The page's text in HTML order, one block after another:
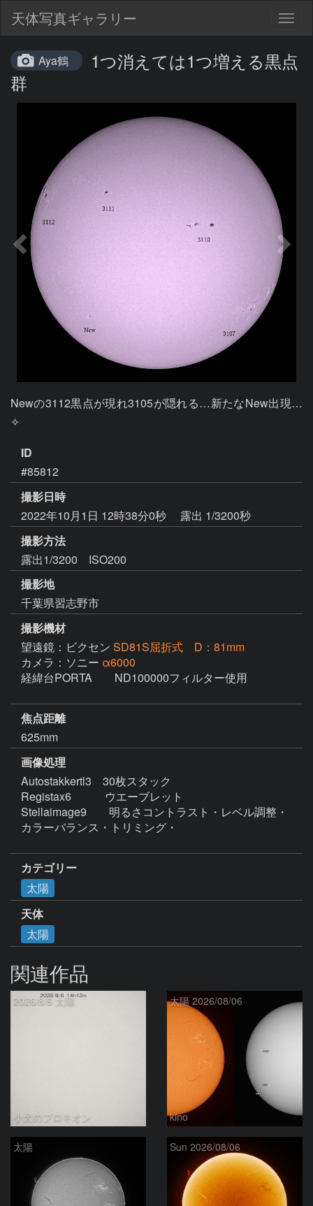
天体写真ギャラリー
Aya鶴
1つ消えては1つ増える黒点
群
Newの3112黒点が現れ3105が隠れる…新たなNew出現…
✧
ID
#85812
撮影日時
2022年10月1日 12時38分0秒
露出 1/3200秒
撮影方法
露出1/3200 ISO200
撮影地
千葉県習志野市
撮影機材
望遠鏡：ビクセン SD81S屈折式 D：81mm
カメラ：ソニー α6000
経緯台PORTA　　ND100000フィルター使用
焦点距離
625mm
画像処理
Autostakkertl3　30枚スタック
Registax6　　　ウエーブレット
Stellaimage9　　明るさコントラスト・レベル調整・
カラーバランス・トリミング・
カテゴリー
太陽
天体
太陽
関連作品
2026/8/6 太陽
小犬のプロキオン
太陽 2026/08/06
kino
太陽 Sun 2026/08/06